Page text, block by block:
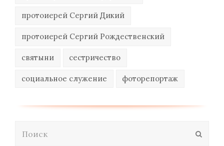
протоиерей Сергий Дикий
протоиерей Сергий Рождественский
святыни сестричество
социальное служение фоторепортаж